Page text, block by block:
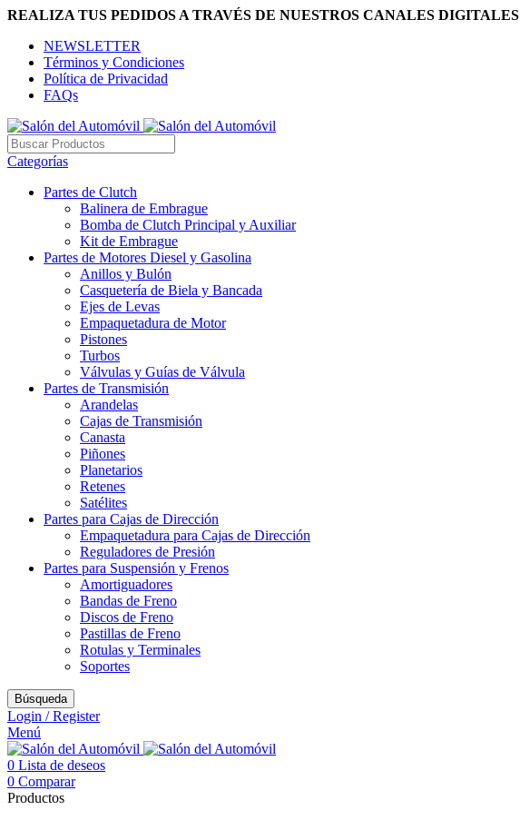
REALIZA TUS PEDIDOS A TRAVÉS DE NUESTROS CANALES DIGITALES
NEWSLETTER
Términos y Condiciones
Política de Privacidad
FAQs
Categorías
Partes de Clutch
Balinera de Embrague
Bomba de Clutch Principal y Auxiliar
Kit de Embrague
Partes de Motores Diesel y Gasolina
Anillos y Bulón
Casquetería de Biela y Bancada
Ejes de Levas
Empaquetadura de Motor
Pistones
Turbos
Válvulas y Guías de Válvula
Partes de Transmisión
Arandelas
Cajas de Transmisión
Canasta
Piñones
Planetarios
Retenes
Satélites
Partes para Cajas de Dirección
Empaquetadura para Cajas de Dirección
Reguladores de Presión
Partes para Suspensión y Frenos
Amortiguadores
Bandas de Freno
Discos de Freno
Pastillas de Freno
Rotulas y Terminales
Soportes
Búsqueda
Login / Register
Menú
0 Lista de deseos
0 Comparar
Productos